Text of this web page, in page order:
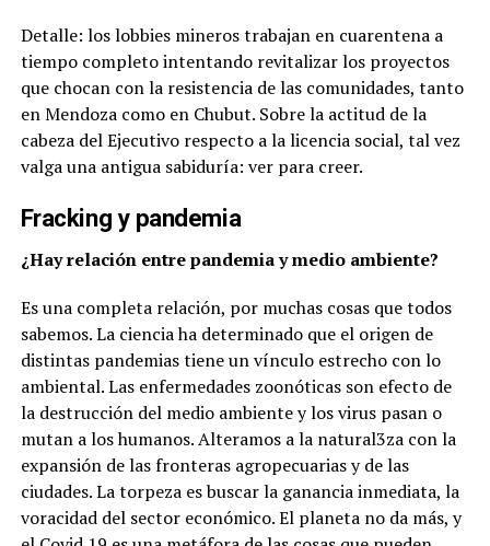
Detalle: los lobbies mineros trabajan en cuarentena a
tiempo completo intentando revitalizar los proyectos
que chocan con la resistencia de las comunidades, tanto
en Mendoza como en Chubut. Sobre la actitud de la
cabeza del Ejecutivo respecto a la licencia social, tal vez
valga una antigua sabiduría: ver para creer.
Fracking y pandemia
¿Hay relación entre pandemia y medio ambiente?
Es una completa relación, por muchas cosas que todos
sabemos. La ciencia ha determinado que el origen de
distintas pandemias tiene un vínculo estrecho con lo
ambiental. Las enfermedades zoonóticas son efecto de
la destrucción del medio ambiente y los virus pasan o
mutan a los humanos. Alteramos a la natural3za con la
expansión de las fronteras agropecuarias y de las
ciudades. La torpeza es buscar la ganancia inmediata, la
voracidad del sector económico. El planeta no da más, y